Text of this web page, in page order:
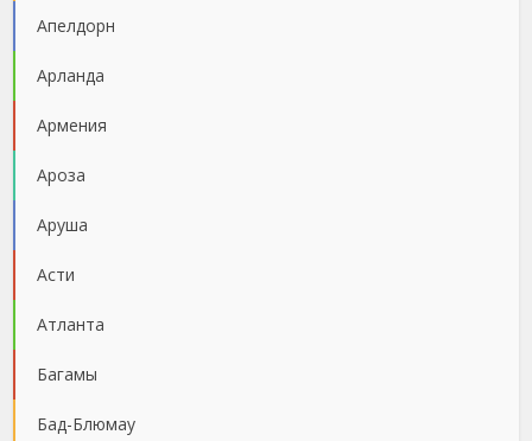
Апелдорн
Арланда
Армения
Ароза
Аруша
Асти
Атланта
Багамы
Бад-Блюмау